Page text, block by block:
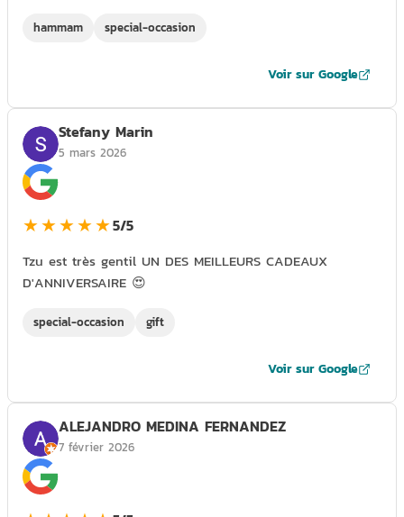
hammam special-occasion
Voir sur Google
Stefany Marin
5 mars 2026
★★★★★5/5
Tzu est très gentil UN DES MEILLEURS CADEAUX
D'ANNIVERSAIRE 😍
special-occasion gift
Voir sur Google
ALEJANDRO MEDINA FERNANDEZ
7 février 2026